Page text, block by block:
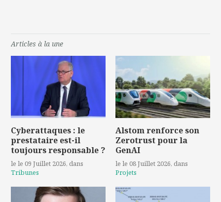
Articles à la une
Cyberattaques : le
prestataire est-il
toujours responsable ?
le le 09 Juillet 2026, dans
Tribunes
Alstom renforce son
Zerotrust pour la
GenAI
le le 08 Juillet 2026, dans
Projets